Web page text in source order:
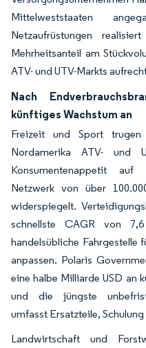
Mittelweststaaten
Netzaufrüstungen
Mehrheitsanteil am
ATV- und UTV-Markts
Nach
künftiges Wachstum an
Freizeit und Sport
Nordamerika ATV- und
Konsumentenappetit
Netzwerk von über
widerspiegelt.
schnellste CAGR von
handelsübliche Fahrgestelle
anpassen. Polaris
eine halbe Milliarde USD an
und die jüngste
umfasst Ersatzteile,
Landwirtschaft und